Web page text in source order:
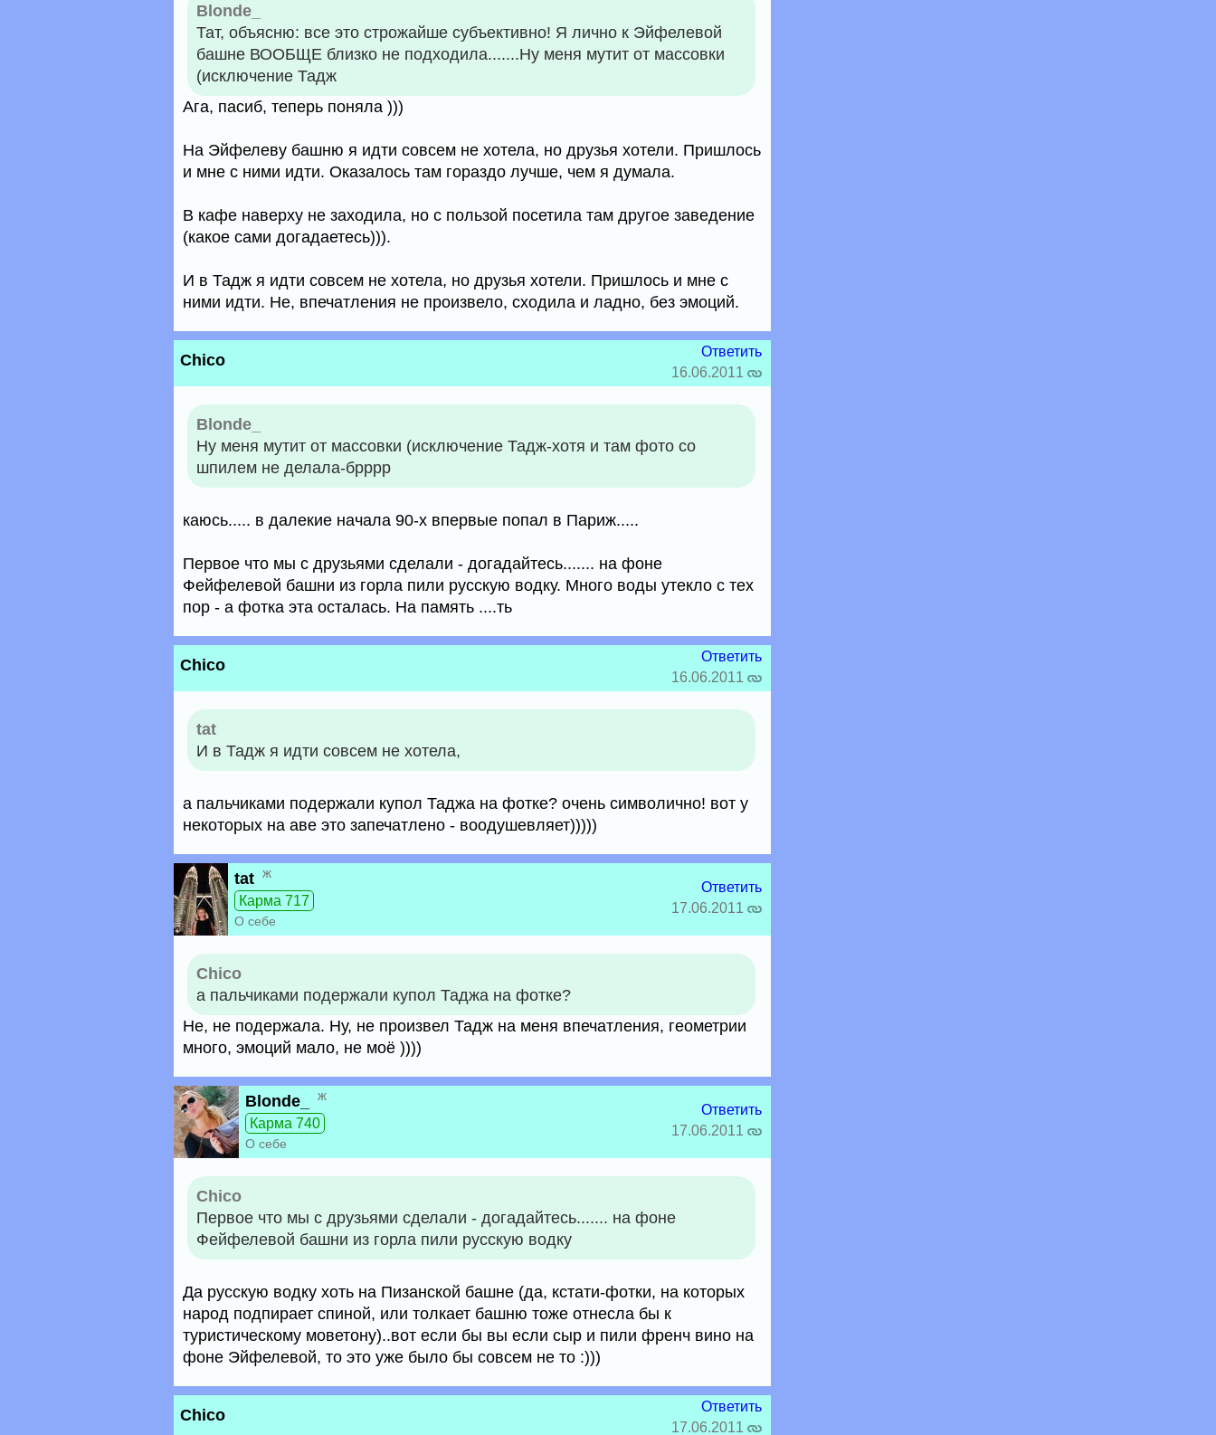
Blonde_
Тат, объясню: все это строжайше субъективно! Я лично к Эйфелевой
башне ВООБЩЕ близко не подходила.......Ну меня мутит от массовки
(исключение Тадж
Ага, пасиб, теперь поняла )))
На Эйфелеву башню я идти совсем не хотела, но друзья хотели. Пришлось
и мне с ними идти. Оказалось там гораздо лучше, чем я думала.
В кафе наверху не заходила, но с пользой посетила там другое заведение
(какое сами догадаетесь))).
И в Тадж я идти совсем не хотела, но друзья хотели. Пришлось и мне с
ними идти. Не, впечатления не произвело, сходила и ладно, без эмоций.
Chico
Ответить
16.06.2011
Blonde_
Ну меня мутит от массовки (исключение Тадж-хотя и там фото со
шпилем не делала-брррр
каюсь..... в далекие начала 90-х впервые попал в Париж.....
Первое что мы с друзьями сделали - догадайтесь....... на фоне
Фейфелевой башни из горла пили русскую водку. Много воды утекло с тех
пор - а фотка эта осталась. На память ....ть
Chico
Ответить
16.06.2011
tat
И в Тадж я идти совсем не хотела,
а пальчиками подержали купол Таджа на фотке? очень символично! вот у
некоторых на аве это запечатлено - воодушевляет)))))
tat ж
Карма 717
О себе
Ответить
17.06.2011
Chico
а пальчиками подержали купол Таджа на фотке?
Не, не подержала. Ну, не произвел Тадж на меня впечатления, геометрии
много, эмоций мало, не моё ))))
Blonde_
ж
Карма 740
О себе
Ответить
17.06.2011
Chico
Первое что мы с друзьями сделали - догадайтесь....... на фоне
Фейфелевой башни из горла пили русскую водку
Да русскую водку хоть на Пизанской башне (да, кстати-фотки, на которых
народ подпирает спиной, или толкает башню тоже отнесла бы к
туристическому моветону)..вот если бы вы если сыр и пили френч вино на
фоне Эйфелевой, то это уже было бы совсем не то :)))
Chico
Ответить
17.06.2011